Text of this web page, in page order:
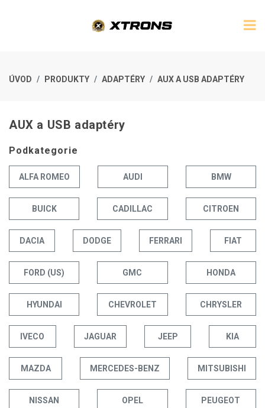
ÚVOD PRODUKTY ADAPTÉRY AUX A USB ADAPTÉRY
AUX a USB adaptéry
Podkategorie
ALFA ROMEO AUDI BMW
BUICK CADILLAC CITROEN
DACIA DODGE FERRARI FIAT
FORD (US) GMC HONDA
HYUNDAI CHEVROLET CHRYSLER
IVECO JAGUAR JEEP KIA
MAZDA MERCEDES-BENZ MITSUBISHI
NISSAN OPEL PEUGEOT